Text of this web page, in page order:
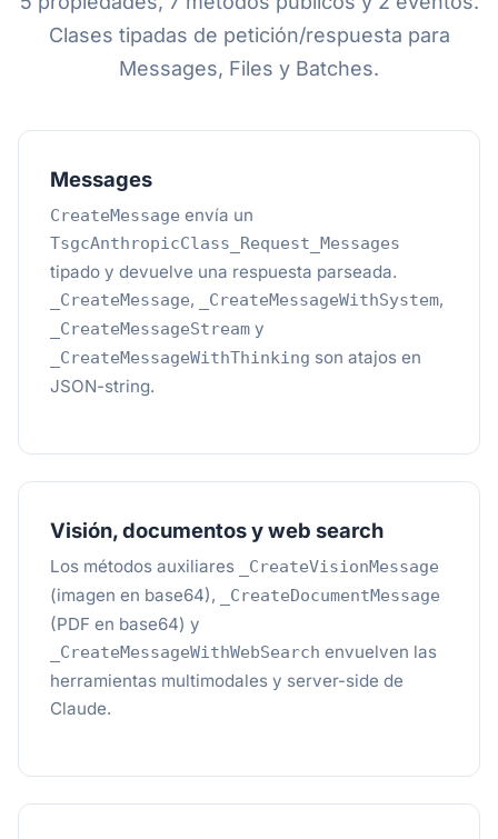
Clases tipadas de petición/respuesta para
Messages, Files y Batches.
Messages
CreateMessage envía un
TsgcAnthropicClass_Request_Messages
tipado y devuelve una respuesta parseada.
_CreateMessage, _CreateMessageWithSystem,
_CreateMessageStream y
_CreateMessageWithThinking son atajos en
JSON-string.
Visión, documentos y web search
Los métodos auxiliares _CreateVisionMessage
(imagen en base64), _CreateDocumentMessage
(PDF en base64) y
_CreateMessageWithWebSearch envuelven las
herramientas multimodales y server-side de
Claude.